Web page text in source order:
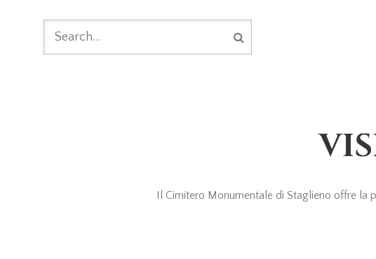
FORM DI
Il Cimitero Monumentale di Staglieno offre la